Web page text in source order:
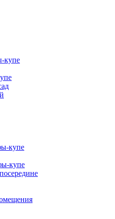
купе
купе
купе